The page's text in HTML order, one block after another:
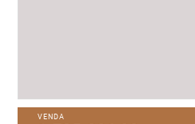
VENDA